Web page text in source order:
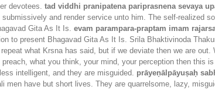
devotees. tad viddhi pranipatena pariprasnena sevaya
and render service unto him. The self-realized
Gita As It Is. evam parampara-praptam imam
to present Bhagavad Gita As It Is. Srila Bhaktivinoda
what Krsna has said, but if we deviate then we are
what you think, your mind, your perception then
intelligent, and they are misguided. prāyeṇālpāyuṣaḥ
men have but short lives. They are quarrelsome, lazy,